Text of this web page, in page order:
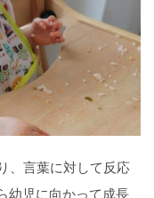
、言葉に対して反応
幼児に向かって成長